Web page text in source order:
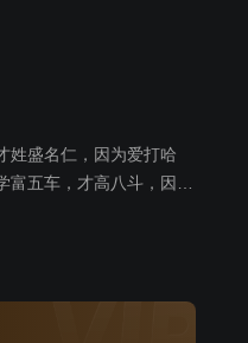
姓盛名仁，因为爱打哈
富五车，才高八斗，因厌
老，风韵犹存，为人侠
匠阮老好，年轻体壮，